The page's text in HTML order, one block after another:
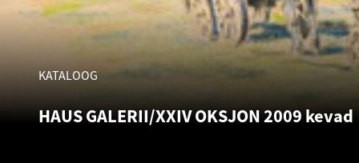
KATALOOG
HAUS GALERII/XXIV OKSJON 2009 kevad